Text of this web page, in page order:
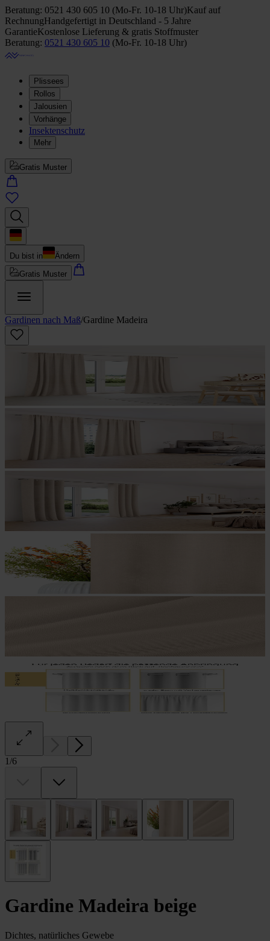
Beratung: 0521 430 605 10 (Mo-Fr. 10-18 Uhr)Kauf auf
RechnungHandgefertigt in Deutschland - 5 Jahre
GarantieKostenlose Lieferung & gratis Stoffmuster
Beratung: 0521 430 605 10 (Mo-Fr. 10-18 Uhr)
Plissees
Rollos
Jalousien
Vorhänge
Insektenschutz
Mehr
Gratis Muster
Du bist in
Ändern
Gratis Muster
Gardinen nach Maß/Gardine Madeira
1/6
Gardine Madeira beige
Dichtes, natürliches Gewebe